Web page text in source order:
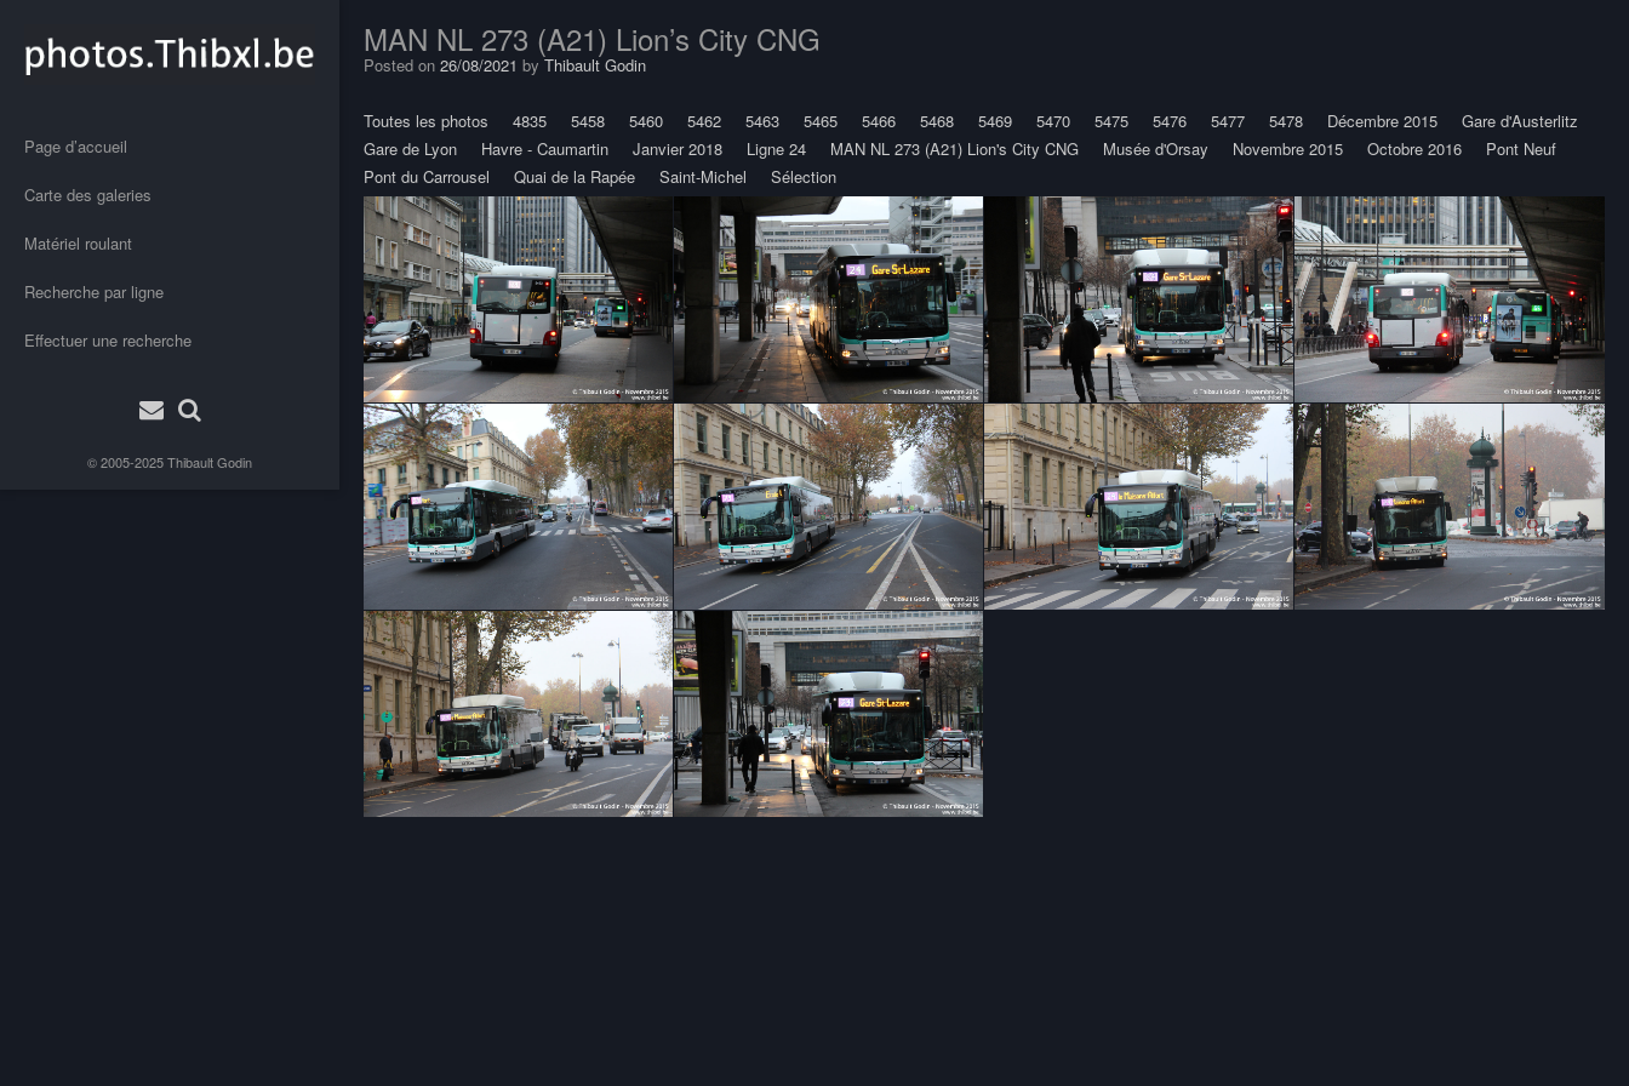
Page d’accueil
Carte des galeries
Matériel roulant
Recherche par ligne
Effectuer une recherche
© 2005-2025Thibault Godin
MAN NL 273 (A21) Lion’s City CNG
Posted on 26/08/2021 byThibault Godin
Toutes les photos 4835 5458 5460 5462 5463 5465 5466 5468 5469 5470 5475 5476 5477 5478 Décembre 2015
Gare d'Austerlitz
Gare de Lyon
Havre - Caumartin Janvier 2018 Ligne 24 MAN NL 273 (A21) Lion's City CNG Musée d'Orsay Novembre 2015 Octobre 2016
Pont Neuf
Pont du Carrousel
Quai de la Rapée Saint-Michel Sélection